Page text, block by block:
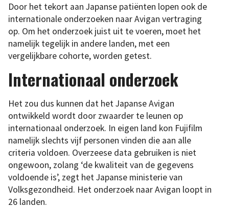
Door het tekort aan Japanse patiënten lopen ook de
internationale onderzoeken naar Avigan vertraging
op. Om het onderzoek juist uit te voeren, moet het
namelijk tegelijk in andere landen, met een
vergelijkbare cohorte, worden getest.
Internationaal onderzoek
Het zou dus kunnen dat het Japanse Avigan
ontwikkeld wordt door zwaarder te leunen op
internationaal onderzoek. In eigen land kon Fujifilm
namelijk slechts vijf personen vinden die aan alle
criteria voldoen. Overzeese data gebruiken is niet
ongewoon, zolang ‘de kwaliteit van de gegevens
voldoende is’, zegt het Japanse ministerie van
Volksgezondheid. Het onderzoek naar Avigan loopt in
26 landen.